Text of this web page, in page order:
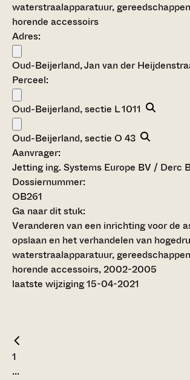
waterstraalapparatuur,
horende accessoirs
Adres:
Oud-Beijerland, Jan van der
Perceel:
Oud-Beijerland, sectie L 1011
Oud-Beijerland, sectie O 43
Aanvrager:
Jetting ing. Systems Europe BV / Derc
Dossiernummer:
OB261
Ga naar dit stuk:
Veranderen van een inrichting voor de
opslaan en het verhandelen van
waterstraalapparatuur,
horende accessoirs, 2002-2005
laatste wijziging 15-04-2021
1
...